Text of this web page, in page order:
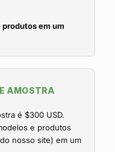
em um
AMOSTRA
é $300 USD.
e produtos
nosso site) em um